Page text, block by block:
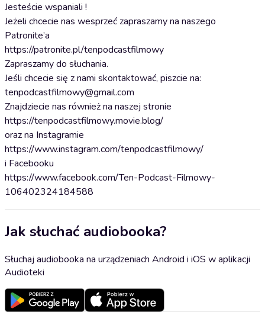
Jesteście wspaniali !
Jeżeli chcecie nas wesprzeć zapraszamy na naszego
Patronite’a
https://patronite.pl/tenpodcastfilmowy
Zapraszamy do słuchania.
Jeśli chcecie się z nami skontaktować, piszcie na:
tenpodcastfilmowy@gmail.com
Znajdziecie nas również na naszej stronie
https://tenpodcastfilmowy.movie.blog/
oraz na Instagramie
https://www.instagram.com/tenpodcastfilmowy/
i Facebooku
https://www.facebook.com/Ten-Podcast-Filmowy-
106402324184588
Jak słuchać audiobooka?
Słuchaj audiobooka na urządzeniach Android i iOS w aplikacji
Audioteki